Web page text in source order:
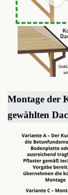
Montage der
gewählten